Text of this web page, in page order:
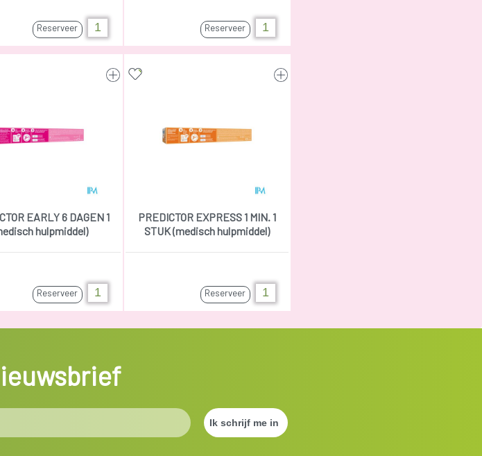
Reserveer Reserveer
EARLY 6 DAGEN 1
hulpmiddel)
Reserveer
PREDICTOR EXPRESS 1 MIN. 1
STUK (medisch hulpmiddel)
Reserveer